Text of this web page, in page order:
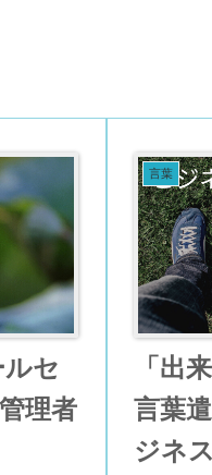
セ
理者
言葉
「出
言葉
ジネ